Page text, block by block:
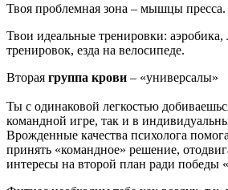
Твоя проблемная зона – мышцы пресса.
Твои идеальные тренировки:
тренировок, езда на велосипеде.
Вторая группа крови – «универсалы»
Ты с одинаковой легкостью
командной игре, так и в
Врожденные качества психолога
принять «командное» решение,
интересы на второй план ради победы